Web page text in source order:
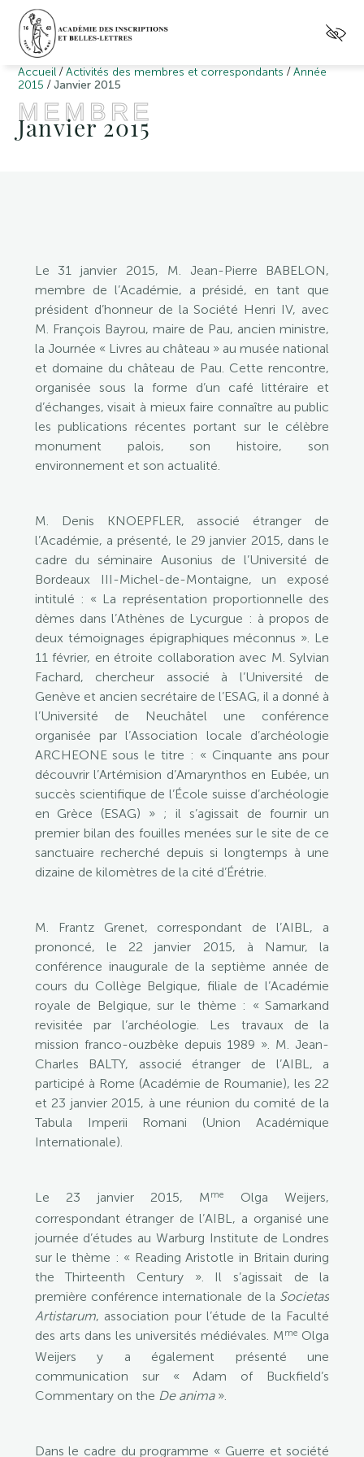
Accueil /Activités des membres et correspondants /Année
2015 /Janvier 2015
MEMBRE
Janvier 2015
Le 31 janvier 2015, M. Jean-Pierre BABELON,
membre de l’Académie, a présidé, en tant que
président d’honneur de la Société Henri IV, avec
M. François Bayrou, maire de Pau, ancien ministre,
la Journée « Livres au château » au musée national
et domaine du château de Pau. Cette rencontre,
organisée sous la forme d’un café littéraire et
d’échanges, visait à mieux faire connaître au public
les publications récentes portant sur le célèbre
monument palois, son histoire, son
environnement et son actualité.
M. Denis KNOEPFLER, associé étranger de
l’Académie, a présenté, le 29 janvier 2015, dans le
cadre du séminaire Ausonius de l’Université de
Bordeaux III-Michel-de-Montaigne, un exposé
intitulé : « La représentation proportionnelle des
dèmes dans l’Athènes de Lycurgue : à propos de
deux témoignages épigraphiques méconnus ». Le
11 février, en étroite collaboration avec M. Sylvian
Fachard, chercheur associé à l’Université de
Genève et ancien secrétaire de l’ESAG, il a donné à
l’Université de Neuchâtel une conférence
organisée par l’Association locale d’archéologie
ARCHEONE sous le titre : « Cinquante ans pour
découvrir l’Artémision d’Amarynthos en Eubée, un
succès scientifique de l’École suisse d’archéologie
en Grèce (ESAG) » ; il s’agissait de fournir un
premier bilan des fouilles menées sur le site de ce
sanctuaire recherché depuis si longtemps à une
dizaine de kilomètres de la cité d’Érétrie.
M. Frantz Grenet, correspondant de l’AIBL, a
prononcé, le 22 janvier 2015, à Namur, la
conférence inaugurale de la septième année de
cours du Collège Belgique, filiale de l’Académie
royale de Belgique, sur le thème : « Samarkand
revisitée par l’archéologie. Les travaux de la
mission franco-ouzbèke depuis 1989 ». M. Jean-
Charles BALTY, associé étranger de l’AIBL, a
participé à Rome (Académie de Roumanie), les 22
et 23 janvier 2015, à une réunion du comité de la
Tabula Imperii Romani (Union Académique
Internationale).
Le 23 janvier 2015, Mme
Olga Weijers,
correspondant étranger de l’AIBL, a organisé une
journée d’études au Warburg Institute de Londres
sur le thème : « Reading Aristotle in Britain during
the Thirteenth Century ». Il s’agissait de la
première conférence internationale de la Societas
Artistarum, association pour l’étude de la Faculté
des arts dans les universités médiévales. Mme Olga
Weijers y a également présenté une
communication sur « Adam of Buckfield’s
Commentary on the De anima».
Dans le cadre du programme « Guerre et société